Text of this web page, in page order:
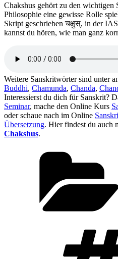
Chakshus gehört zu den wichtigen
Philosophie eine gewisse Rolle
Skript geschrieben चक्षुस्, in der
kannst du hören, wie man ganz
Weitere Sanskritwörter sind unter
Buddhi, Chamunda, Chanda,
Interessierst du dich für Sanskrit?
Seminar, mache den Online Kurs
oder schaue nach im Online
Übersetzung. Hier findest du auch
Chakshus.